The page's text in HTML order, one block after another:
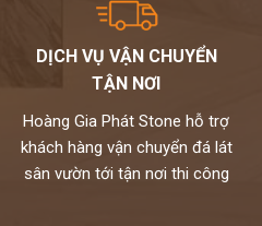
DỊCH VỤ VẬN CHUYỂN
TẬN NƠI
Hoàng Gia Phát Stone hỗ trợ
khách hàng vận chuyển đá lát
sân vườn tới tận nơi thi công